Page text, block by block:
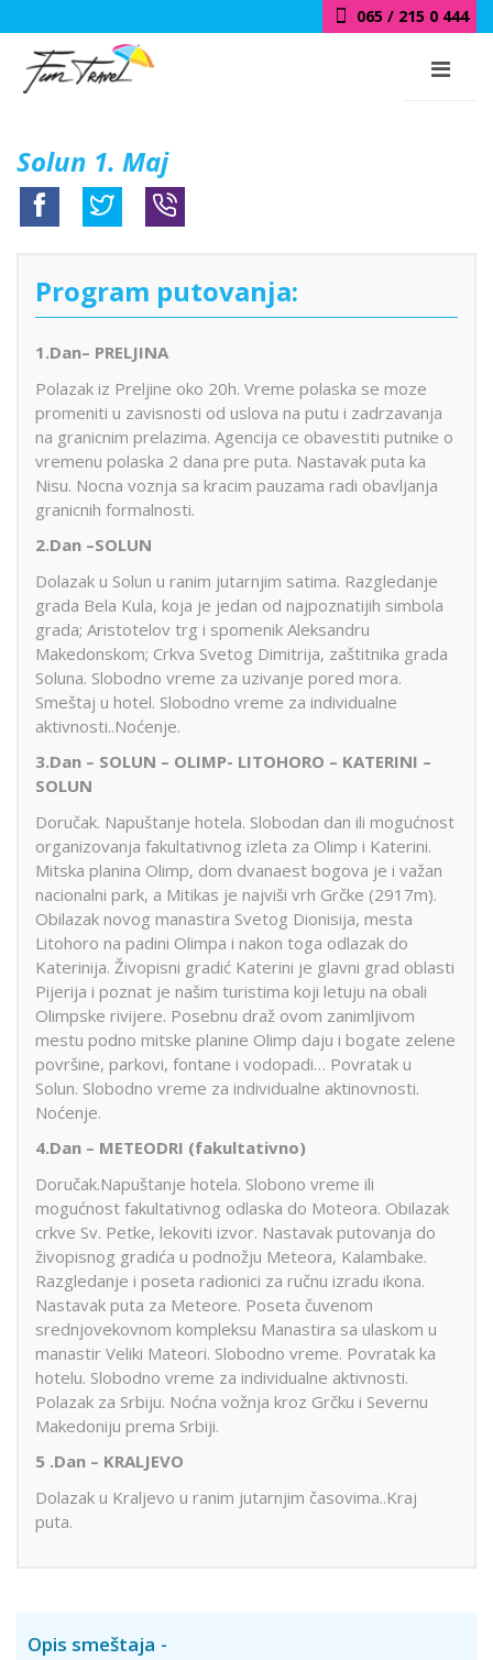
065 / 215 0 444
Solun 1. Maj
Program putovanja:
1.Dan– PRELJINA
Polazak iz Preljine oko 20h. Vreme polaska se moze
promeniti u zavisnosti od uslova na putu i zadrzavanja
na granicnim prelazima. Agencija ce obavestiti putnike o
vremenu polaska 2 dana pre puta. Nastavak puta ka
Nisu. Nocna voznja sa kracim pauzama radi obavljanja
granicnih formalnosti.
2.Dan –SOLUN
Dolazak u Solun u ranim jutarnjim satima. Razgledanje
grada Bela Kula, koja je jedan od najpoznatijih simbola
grada; Aristotelov trg i spomenik Aleksandru
Makedonskom; Crkva Svetog Dimitrija, zaštitnika grada
Soluna. Slobodno vreme za uzivanje pored mora.
Smeštaj u hotel. Slobodno vreme za individualne
aktivnosti..Noćenje.
3.Dan – SOLUN – OLIMP- LITOHORO – KATERINI –
SOLUN
Doručak. Napuštanje hotela. Slobodan dan ili mogućnost
organizovanja fakultativnog izleta za Olimp i Katerini.
Mitska planina Olimp, dom dvanaest bogova je i važan
nacionalni park, a Mitikas je najviši vrh Grčke (2917m).
Obilazak novog manastira Svetog Dionisija, mesta
Litohoro na padini Olimpa i nakon toga odlazak do
Katerinija. Živopisni gradić Katerini je glavni grad oblasti
Pijerija i poznat je našim turistima koji letuju na obali
Olimpske rivijere. Posebnu draž ovom zanimljivom
mestu podno mitske planine Olimp daju i bogate zelene
površine, parkovi, fontane i vodopadi… Povratak u
Solun. Slobodno vreme za individualne aktinovnosti.
Noćenje.
4.Dan – METEODRI (fakultativno)
Doručak.Napuštanje hotela. Slobono vreme ili
mogućnost fakultativnog odlaska do Moteora. Obilazak
crkve Sv. Petke, lekoviti izvor. Nastavak putovanja do
živopisnog gradića u podnožju Meteora, Kalambake.
Razgledanje i poseta radionici za ručnu izradu ikona.
Nastavak puta za Meteore. Poseta čuvenom
srednjovekovnom kompleksu Manastira sa ulaskom u
manastir Veliki Mateori. Slobodno vreme. Povratak ka
hotelu. Slobodno vreme za individualne aktivnosti.
Polazak za Srbiju. Noćna vožnja kroz Grčku i Severnu
Makedoniju prema Srbiji.
5 .Dan – KRALJEVO
Dolazak u Kraljevo u ranim jutarnjim časovima..Kraj
puta.
Opis smeštaja